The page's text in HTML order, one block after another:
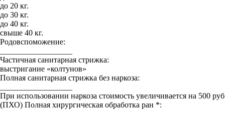
до 20 кг.
до 30 кг.
до 40 кг.
свыше 40 кг.
Родовспоможение:
Частичная санитарная стрижка:
выстригание «колтунов»
Полная санитарная стрижка без наркоза:
При использовании наркоза стоимость увеличивается на 500
(ПХО) Полная хирургическая обработка ран *: